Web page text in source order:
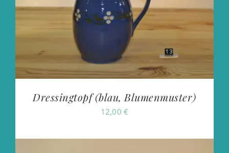
Dressingtopf (blau, Blumenmuster)
12,00€